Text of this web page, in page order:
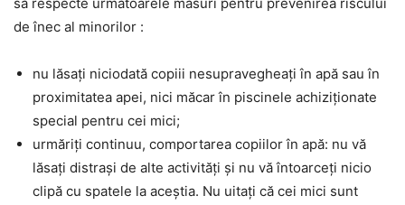
să respecte următoarele măsuri pentru prevenirea riscului
de înec al minorilor :
nu lăsaţi niciodată copiii nesupravegheaţi în apă sau în
proximitatea apei, nici măcar în piscinele achiziţionate
special pentru cei mici;
urmăriţi continuu, comportarea copiilor în apă: nu vă
lăsaţi distraşi de alte activităţi şi nu vă întoarceţi nicio
clipă cu spatele la aceştia. Nu uitaţi că cei mici sunt